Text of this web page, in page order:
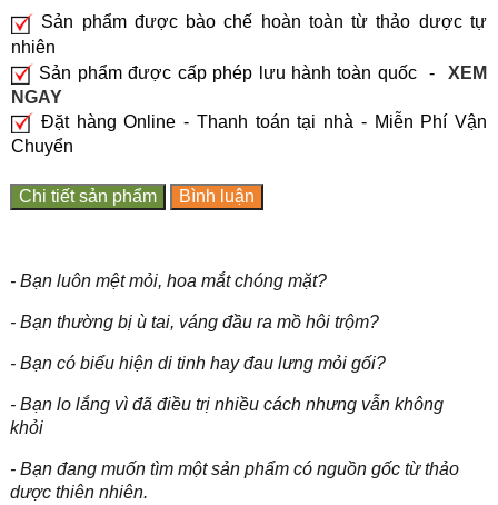
Sản phẩm được bào chế hoàn toàn từ thảo dược tự
nhiên
Sản phẩm được cấp phép lưu hành toàn quốc -
XEM
NGAY
Đặt hàng Online - Thanh toán tại nhà - Miễn Phí Vận
Chuyển
Chi tiết sản phẩm Bình luận
- Bạn luôn mệt mỏi, hoa mắt chóng mặt?
- Bạn thường bị ù tai, váng đầu ra mồ hôi trộm?
- Bạn có biểu hiện di tinh hay đau lưng mỏi gối?
- Bạn lo lắng vì đã điều trị nhiều cách nhưng vẫn không
khỏi
- Bạn đang muốn tìm một sản phẩm có nguồn gốc từ thảo
dược thiên nhiên.